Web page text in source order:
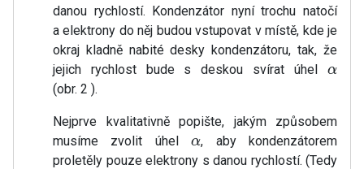
danou rychlostí. Kondenzátor nyní trochu natočí
a elektrony do něj budou vstupovat v místě, kde je
okraj kladně nabité desky kondenzátoru, tak, že
jejich rychlost bude s deskou svírat úhel α
(obr. 2 ).
Nejprve kvalitativně popište, jakým způsobem
musíme zvolit úhelα, aby kondenzátorem
proletěly pouze elektrony s danou rychlostí. (Tedy